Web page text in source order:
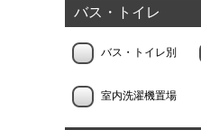
バス・トイレ
バス・トイレ別
室内洗濯機置場